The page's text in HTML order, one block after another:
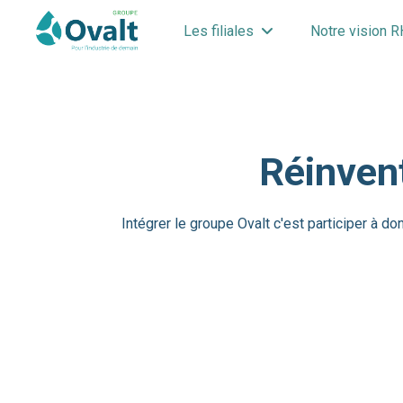
Les filiales Notre vision
Intégrer le groupe Ovalt c'est participer à